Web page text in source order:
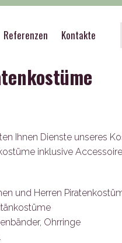
Referenzen Kontakte
Ihnen Dienste unseres
inklusive
und Herren
Ohrringe